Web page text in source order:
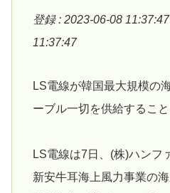
登録 : 2023-06-08
11:37:47
LS電線が韓国最大規模の
ーブル一切を供給すること
LS電線は7日、(株)ハンフ
新安牛耳海上風力事業の